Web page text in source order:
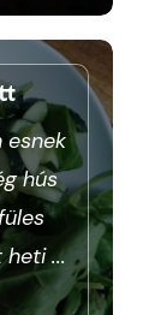
hús
heti...